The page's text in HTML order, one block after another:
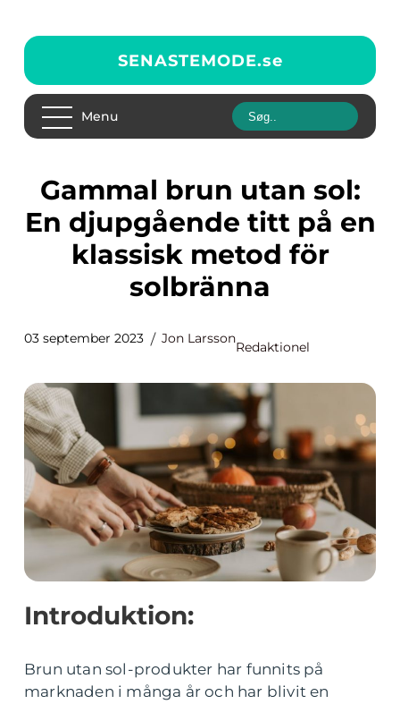
SENASTEMODE.se
Menu
Gammal brun utan sol:
En djupgående titt på en
klassisk metod för
solbränna
03 september 2023 Jon Larsson
Redaktionel
Introduktion:
Brun utan sol-produkter har funnits på
marknaden i många år och har blivit en